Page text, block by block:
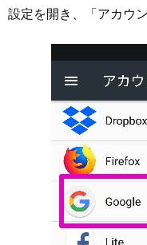
設定を開き、「アカウ